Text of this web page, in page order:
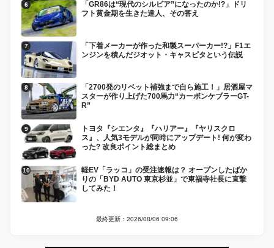
「GR86は“現代のシルビア”になったのか!?」ドリ
フト黄金期を生きた達人、その答え
「下着メーカーが作った和製スーパーカー!?」F1エ
ンジンを積んだジオット・キャスピタという伝説
「2700発のリベット補強まで自ら施工！」居酒屋マ
スターが作り上げた700馬力“カーボンケブラーGT-
R”
トヨタ『シエンタ』『ハリアー』『ヤリスクロ
ス』、人気3モデルが同時にアップデート! 何が変わ
った? 改良ポイント総まとめ
軽EV「ラッコ」の受注速報は？ オープンしたばか
りの「BYD AUTO 東京杉並」で東福寺社長に直撃
してみた！
最終更新：2026/08/06 09:06